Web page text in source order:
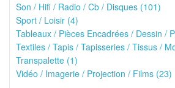
Son / Hifi / Radio / Cb / Disques (101)
Sport / Loisir (4)
Tableaux / Pièces Encadrées / Dessin /
Textiles / Tapis / Tapisseries / Tissus /
Transpalette (1)
Vidéo / Imagerie / Projection / Films (23)